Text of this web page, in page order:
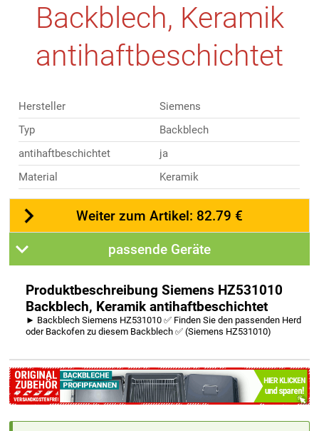
Backblech, Keramik
antihaftbeschichtet
Hersteller
Siemens
Typ
Backblech
antihaftbeschichtet
ja
Material
Keramik
Weiter zum Artikel: 82.79 €
passende Geräte
Produktbeschreibung Siemens HZ531010
Backblech, Keramik antihaftbeschichtet
► Backblech Siemens HZ531010 ✅ Finden Sie den passenden Herd
oder Backofen zu diesem Backblech ✅ (Siemens HZ531010)